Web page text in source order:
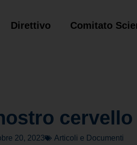
Direttivo Comitato
20, 2023 Articoli e Documenti